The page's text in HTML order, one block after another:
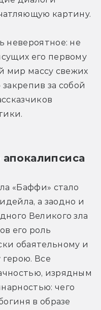
картину.
невероятное: не
его первому
мир массу свежих
за собой
«Баффи» стало
а заодно и
Великого зла
его роль
обаятельному и
Все
изрядным
чего
в образе